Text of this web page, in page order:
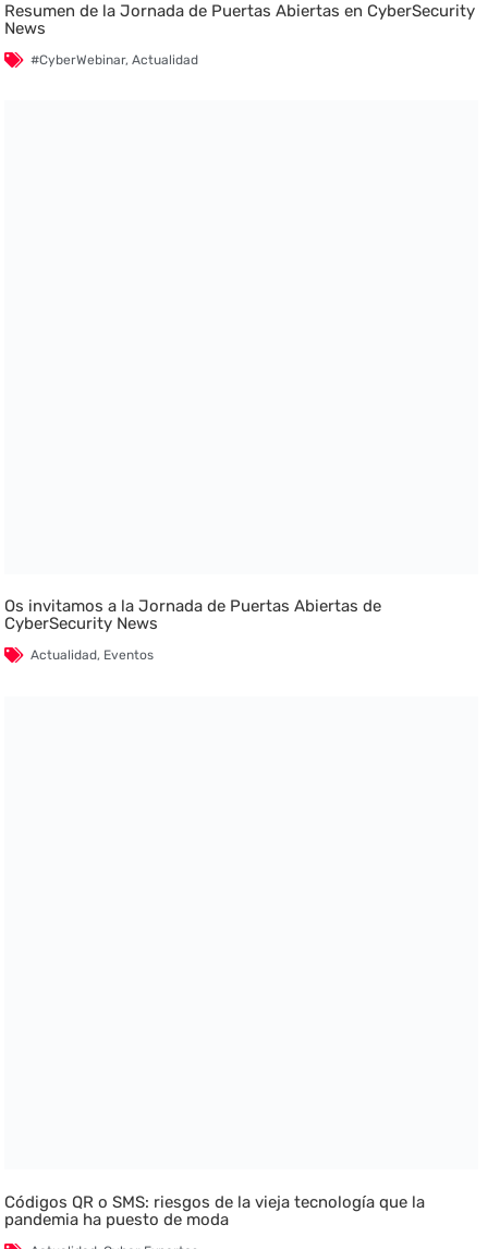
Resumen de la Jornada de Puertas Abiertas en CyberSecurity
News
#CyberWebinar,Actualidad
Os invitamos a la Jornada de Puertas Abiertas de
CyberSecurity News
Actualidad, Eventos
Códigos QR o SMS: riesgos de la vieja tecnología que la
pandemia ha puesto de moda